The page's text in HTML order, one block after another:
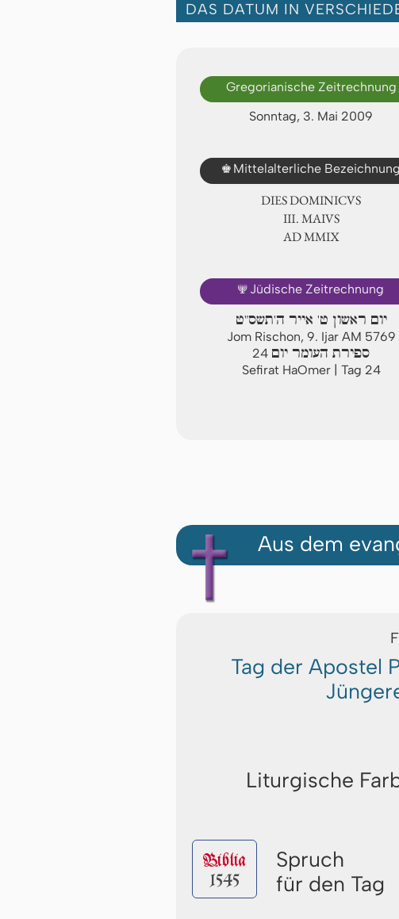
DAS DATUM IN
Gregorianische Zeitrechnung
Sonntag, 3. Mai 2009
♚ Mittelalterliche Bezeichnung
DIES DOMINICUS
Ⅲ. MAIVS
AD ⅯⅯⅨ
🕎 Jüdische Zeitrechnung
יום ראשון ט' אייר ה'תשס"ט
Jom Rischon, 9. Ijar AM 5769
24 ספירת העומר יום
Sefirat HaOmer | Tag 24
Aus dem
Tag der Apostel
Liturgische
Biblia
1545
Spruch
für den Tag